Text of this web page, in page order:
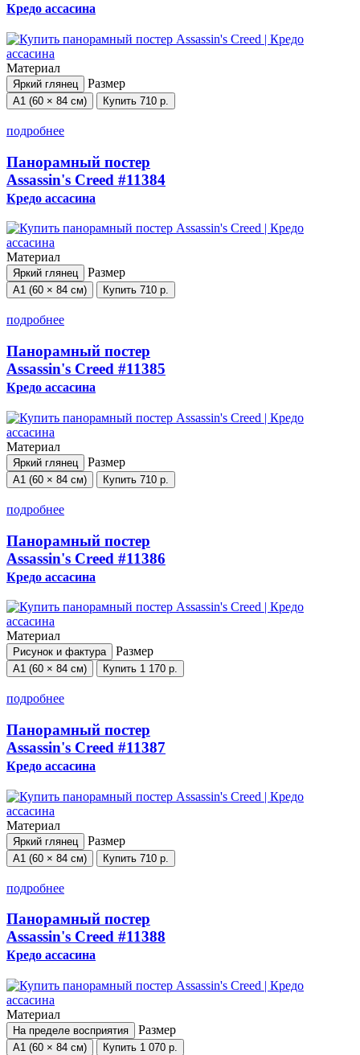
Кредо ассасина
Материал
Яркий глянец Размер
А1 (60 × 84 см) Купить 710 р.
подробнее
Панорамный постер
Assassin's Creed #11384
Кредо ассасина
Материал
Яркий глянец Размер
А1 (60 × 84 см) Купить 710 р.
подробнее
Панорамный постер
Assassin's Creed #11385
Кредо ассасина
Материал
Яркий глянец Размер
А1 (60 × 84 см) Купить 710 р.
подробнее
Панорамный постер
Assassin's Creed #11386
Кредо ассасина
Материал
Рисунок и фактура Размер
А1 (60 × 84 см) Купить 1 170 р.
подробнее
Панорамный постер
Assassin's Creed #11387
Кредо ассасина
Материал
Яркий глянец Размер
А1 (60 × 84 см) Купить 710 р.
подробнее
Панорамный постер
Assassin's Creed #11388
Кредо ассасина
Материал
На пределе восприятия Размер
А1 (60 × 84 см) Купить 1 070 р.